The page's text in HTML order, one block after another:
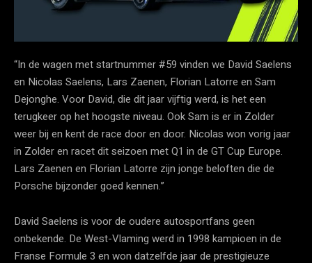
“In de wagen met startnummer #59 vinden we David Saelens
en Nicolas Saelens, Lars Zaenen, Florian Latorre en Sam
Dejonghe. Voor David, die dit jaar vijftig werd, is het een
terugkeer op het hoogste niveau. Ook Sam is er in Zolder
weer bij en kent de race door en door. Nicolas won vorig jaar
in Zolder en racet dit seizoen met Q1 in de GT Cup Europe.
Lars Zaenen en Florian Latorre zijn jonge beloften die de
Porsche bijzonder goed kennen.”
David Saelens is voor de oudere autosportfans geen
onbekende. De West-Vlaming werd in 1998 kampioen in de
Franse Formule 3 en won datzelfde jaar de prestigieuze